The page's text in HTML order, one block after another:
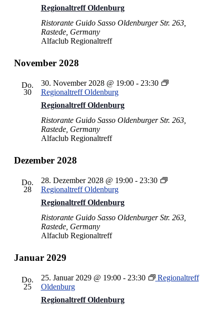
Regionaltreff Oldenburg
Ristorante Guido Sasso Oldenburger Str. 263,
Rastede, Germany
Alfaclub Regionaltreff
November 2028
Do.
30
Regionaltreff Oldenburg
30. November 2028 @ 19:00- 23:30
Regionaltreff Oldenburg
Ristorante Guido Sasso Oldenburger Str. 263,
Rastede, Germany
Alfaclub Regionaltreff
Dezember 2028
Do.
28
Regionaltreff Oldenburg
28. Dezember 2028 @ 19:00- 23:30
Regionaltreff Oldenburg
Ristorante Guido Sasso Oldenburger Str. 263,
Rastede, Germany
Alfaclub Regionaltreff
Januar 2029
Do.
25
Regionaltreff Oldenburg
25. Januar 2029 @ 19:00- 23:30
Regionaltreff
Oldenburg